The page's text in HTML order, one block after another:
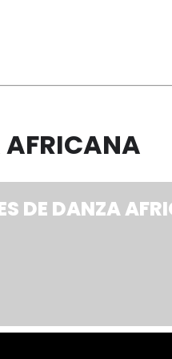
AFRICANA
DE DANZA